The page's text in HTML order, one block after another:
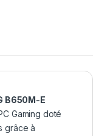
B650M-E
Gaming doté
grâce à